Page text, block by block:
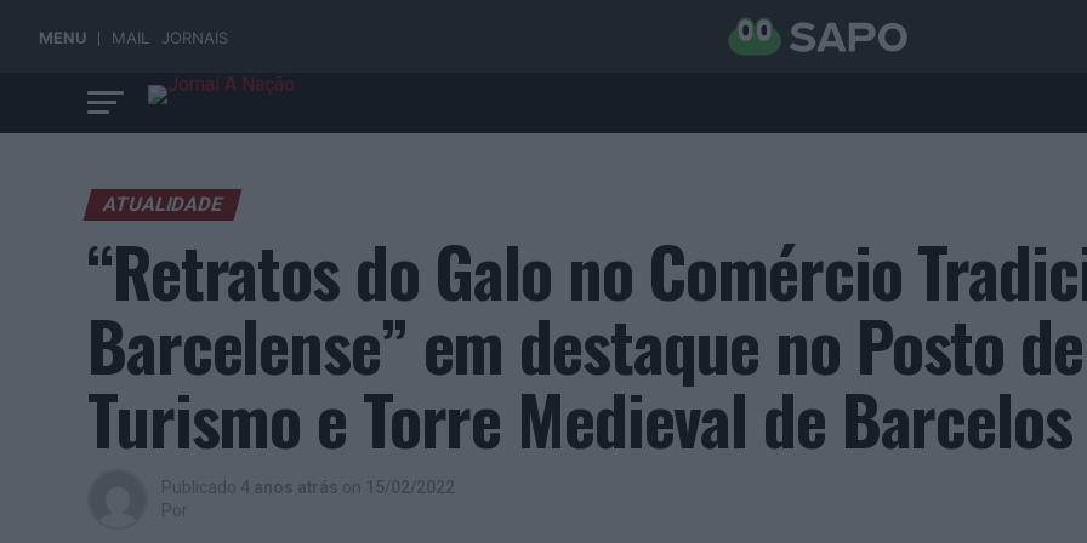
MENU MAIL JORNAIS
ATUALIDADE
“Retratos do Galo no Comércio
Barcelense” em destaque no Posto de
Turismo e Torre Medieval de Barcelos
Publicado 4 anos atrás on 15/02/2022
Por